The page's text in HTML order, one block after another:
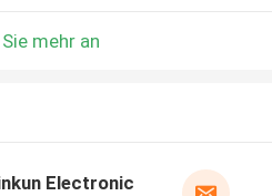
mehr an
Electronic